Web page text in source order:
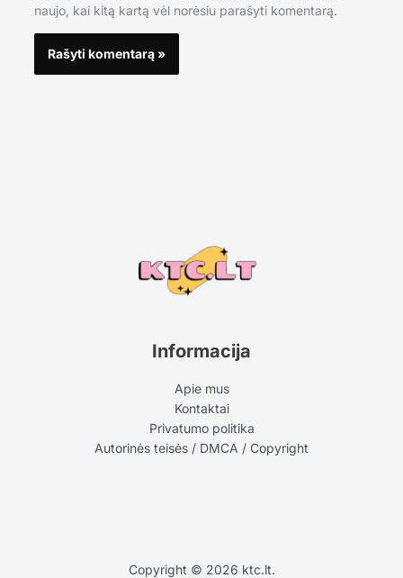
naujo, kai kitą kartą vėl norėsiu parašyti komentarą.
Informacija
Apie mus
Kontaktai
Privatumo politika
Autorinės teisės / DMCA / Copyright
Copyright © 2026 ktc.lt.